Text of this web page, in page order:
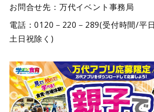
お問合せ先： 万代イベント事務局
電話：0120 － 220 － 289(受付時間/平日
土日祝除く)